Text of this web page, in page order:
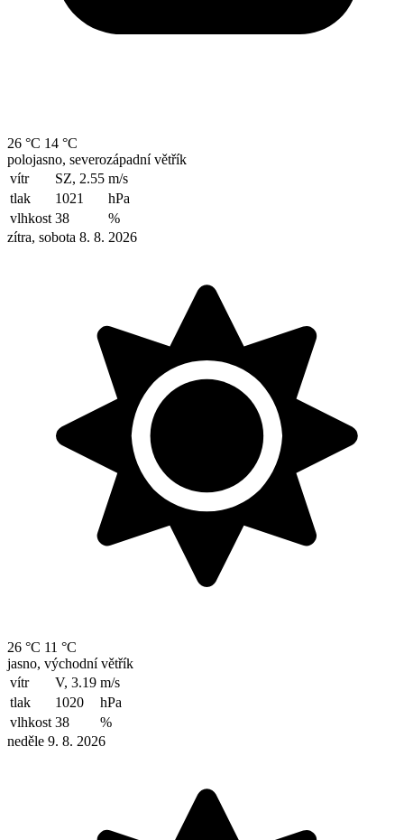
26 °C 14 °C
polojasno, severozápadní větřík
vítr
SZ, 2.55 m/s
tlak
1021
hPa
vlhkost 38
%
zítra, sobota 8. 8. 2026
26 °C 11 °C
jasno, východní větřík
vítr
V, 3.19 m/s
tlak
1020
hPa
vlhkost 38
%
neděle 9. 8. 2026